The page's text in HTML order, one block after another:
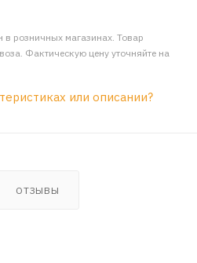
в розничных магазинах. Товар
Фактическую цену уточняйте на
или описании?
ОТЗЫВЫ